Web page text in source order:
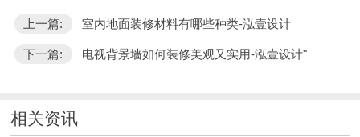
上一篇: 室内地面装修材料有哪些种类-泓壹设计
下一篇: 电视背景墙如何装修美观又实用-泓壹设计"
相关资讯